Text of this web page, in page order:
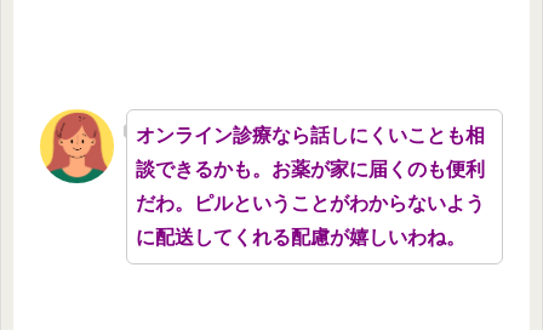
オンライン診療なら話しにくいことも相
談できるかも。お薬が家に届くのも便利
だわ。ピルということがわからないよう
に配送してくれる配慮が嬉しいわね。